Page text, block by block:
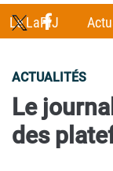
Le LaPIJ
Publications
ACTUALITÉS
Le
des